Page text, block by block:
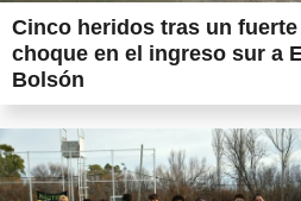
Cinco heridos tras un fuerte
choque en el ingreso sur a
Bolsón